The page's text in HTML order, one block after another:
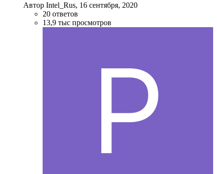
Автор Intel_Rus, 16 сентября, 2020
20 ответов
13,9 тыс просмотров